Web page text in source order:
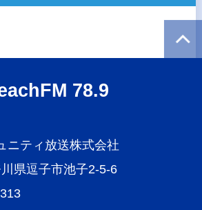
78.9
ニティ放送株式会社
県逗子市池子2-5-6